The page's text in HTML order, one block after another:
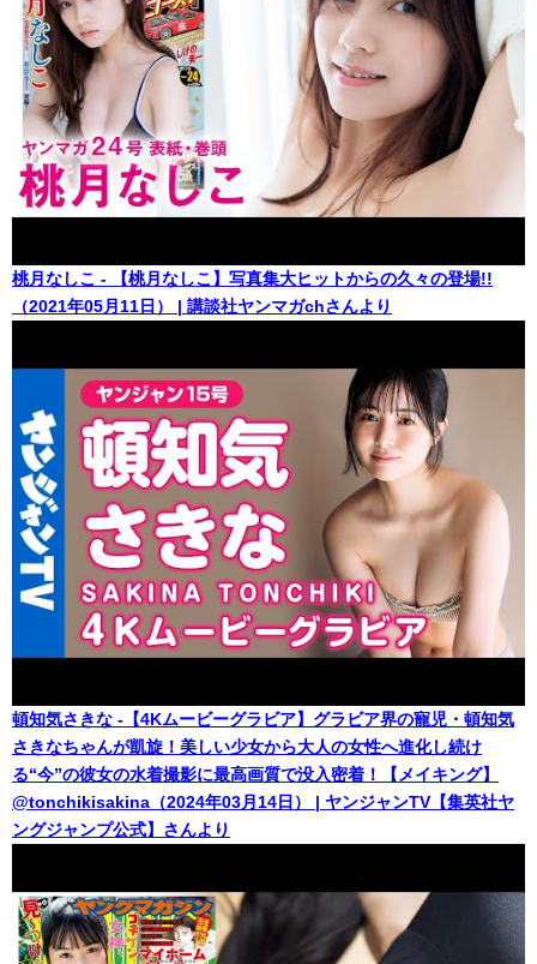
桃月なしこ - 【桃月なしこ】写真集大ヒットからの久々の登場!!
（2021年05月11日） | 講談社ヤンマガchさんより
頓知気さきな -【4Kムービーグラビア】グラビア界の寵児・頓知気
さきなちゃんが凱旋！美しい少女から大人の女性へ進化し続け
る“今”の彼女の水着撮影に最高画質で没入密着！【メイキング】
@tonchikisakina（2024年03月14日） | ヤンジャンTV【集英社ヤ
ングジャンプ公式】さんより